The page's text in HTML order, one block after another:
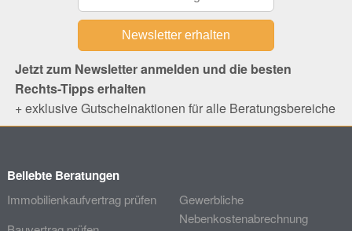
Jetzt zum Newsletter anmelden und die besten
Rechts-Tipps erhalten
+ exklusive Gutscheinaktionen für alle Beratungsbereiche
Beliebte Beratungen
Immobilienkaufvertrag prüfen
Gewerbliche
Nebenkostenabrechnung